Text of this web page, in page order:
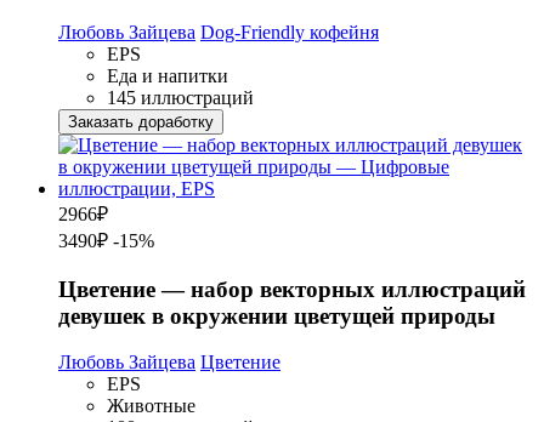
Любовь Зайцева Dog-Friendly кофейня
EPS
Еда и напитки
145 иллюстраций
Заказать доработку
2966₽
3490₽ -15%
Цветение — набор векторных иллюстраций
девушек в окружении цветущей природы
Любовь Зайцева Цветение
EPS
Животные